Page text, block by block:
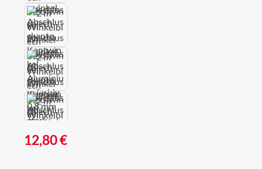
Regulärer Preis:
12,80 €